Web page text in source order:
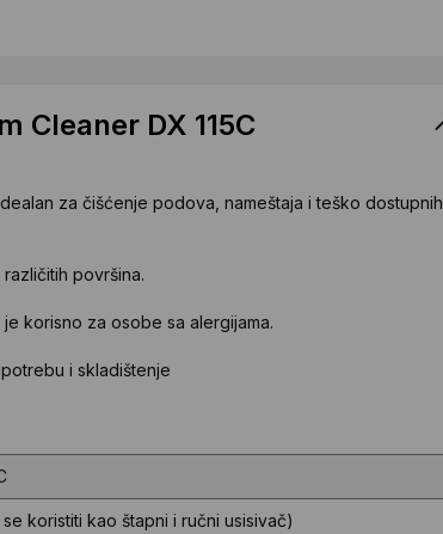
Cleaner DX 115C
za čišćenje podova, nameštaja i teško dostupnih
površina.
korisno za osobe sa alergijama.
i skladištenje
koristiti kao štapni i ručni usisivač)